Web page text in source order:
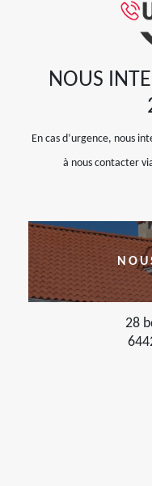
NOUS
En cas d’urgence, nous
à nous contacter
28